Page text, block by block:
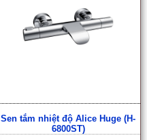
Sen tắm nhiệt độ Alice Huge (H-
6800ST)